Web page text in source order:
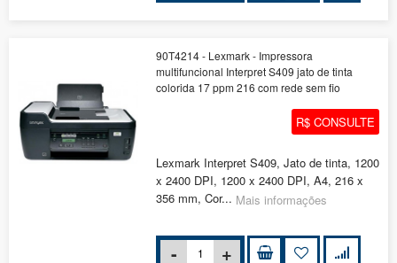
90T4214 - Lexmark - Impressora
multifuncional Interpret S409 jato de tinta
colorida 17 ppm 216 com rede sem fio
R$ CONSULTE
Lexmark Interpret S409, Jato de tinta, 1200
x 2400 DPI, 1200 x 2400 DPI, A4, 216 x
356 mm, Cor... Mais informações